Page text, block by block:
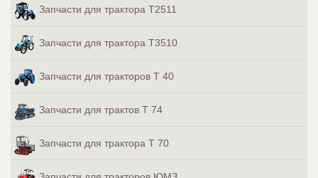
Запчасти для трактора Т2511
Запчасти для трактора Т3510
Запчасти для тракторов Т 40
Запчасти для трактов Т 74
Запчасти для трактора Т 70